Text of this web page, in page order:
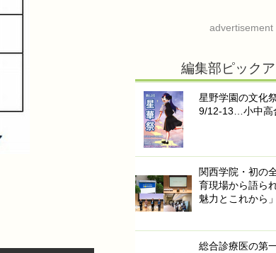
advertisement
編集部ピック
星野学園の文化
9/12-13…小中高
関西学院・初の
育現場から語ら
魅力とこれから」
総合診療医の第